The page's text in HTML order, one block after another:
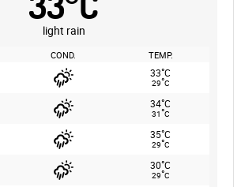
light rain
COND. TEMP.
33°C
29°C
34°C
31°C
35°C
29°C
30°C
29°C